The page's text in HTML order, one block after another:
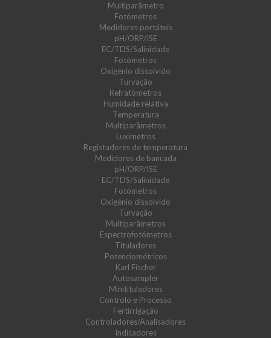
Multiparâmetro
Fotómetros
Medidores portáteis
pH/ORP/ISE
EC/TDS/Salinidade
Fotómetros
Oxigénio dissolvido
Turvação
Refratómetros
Humidade relativa
Temperatura
Multiparâmetros
Luxímetros
Registadores de temperatura
Medidores de bancada
pH/ORP/ISE
EC/TDS/Salinidade
Fotómetros
Oxigénio dissolvido
Turvação
Multiparâmetros
Espectrofotómetros
Tituladores
Potenciométricos
Karl Fischer
Autosampler
Minitituladores
Controlo e Processo
Fertirrigação
Controladores/Analisadores
Indicadores